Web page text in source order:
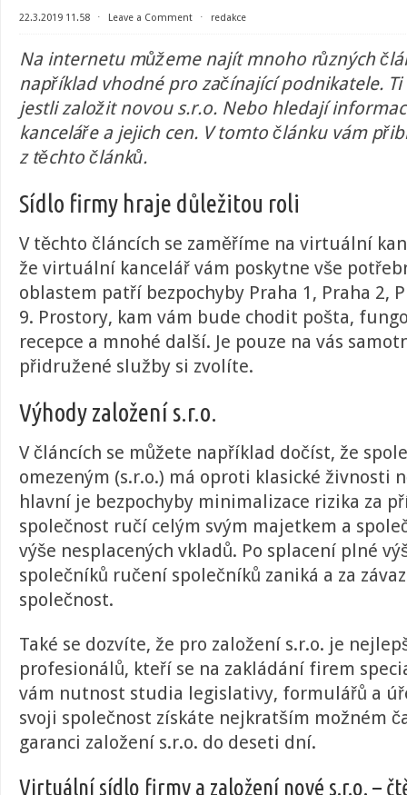
22.3.2019 11.58 ⋅ Leave a Comment ⋅ redakce
Na internetu můžeme najít mnoho různých
například vhodné pro začínající podnikatele.
jestli založit novou s.r.o. Nebo hledají
kanceláře a jejich cen. V tomto článku vám
z těchto článků.
Sídlo firmy hraje důležitou roli
V těchto článcích se zaměříme na virtuální
že virtuální kancelář vám poskytne vše
oblastem patří bezpochyby Praha 1, Praha 2,
9. Prostory, kam vám bude chodit pošta,
recepce a mnohé další. Je pouze na vás
přidružené služby si zvolíte.
Výhody založení s.r.o.
V článcích se můžete například dočíst, že
omezeným (s.r.o.) má oproti klasické živnosti
hlavní je bezpochyby minimalizace rizika za
společnost ručí celým svým majetkem a
výše nesplacených vkladů. Po splacení plné
společníků ručení společníků zaniká a za
společnost.
Také se dozvíte, že pro založení s.r.o. je
profesionálů, kteří se na zakládání firem
vám nutnost studia legislativy, formulářů a
svoji společnost získáte nejkratším možném
garanci založení s.r.o. do deseti dní.
Virtuální sídlo firmy a založení nové s.r.o. –